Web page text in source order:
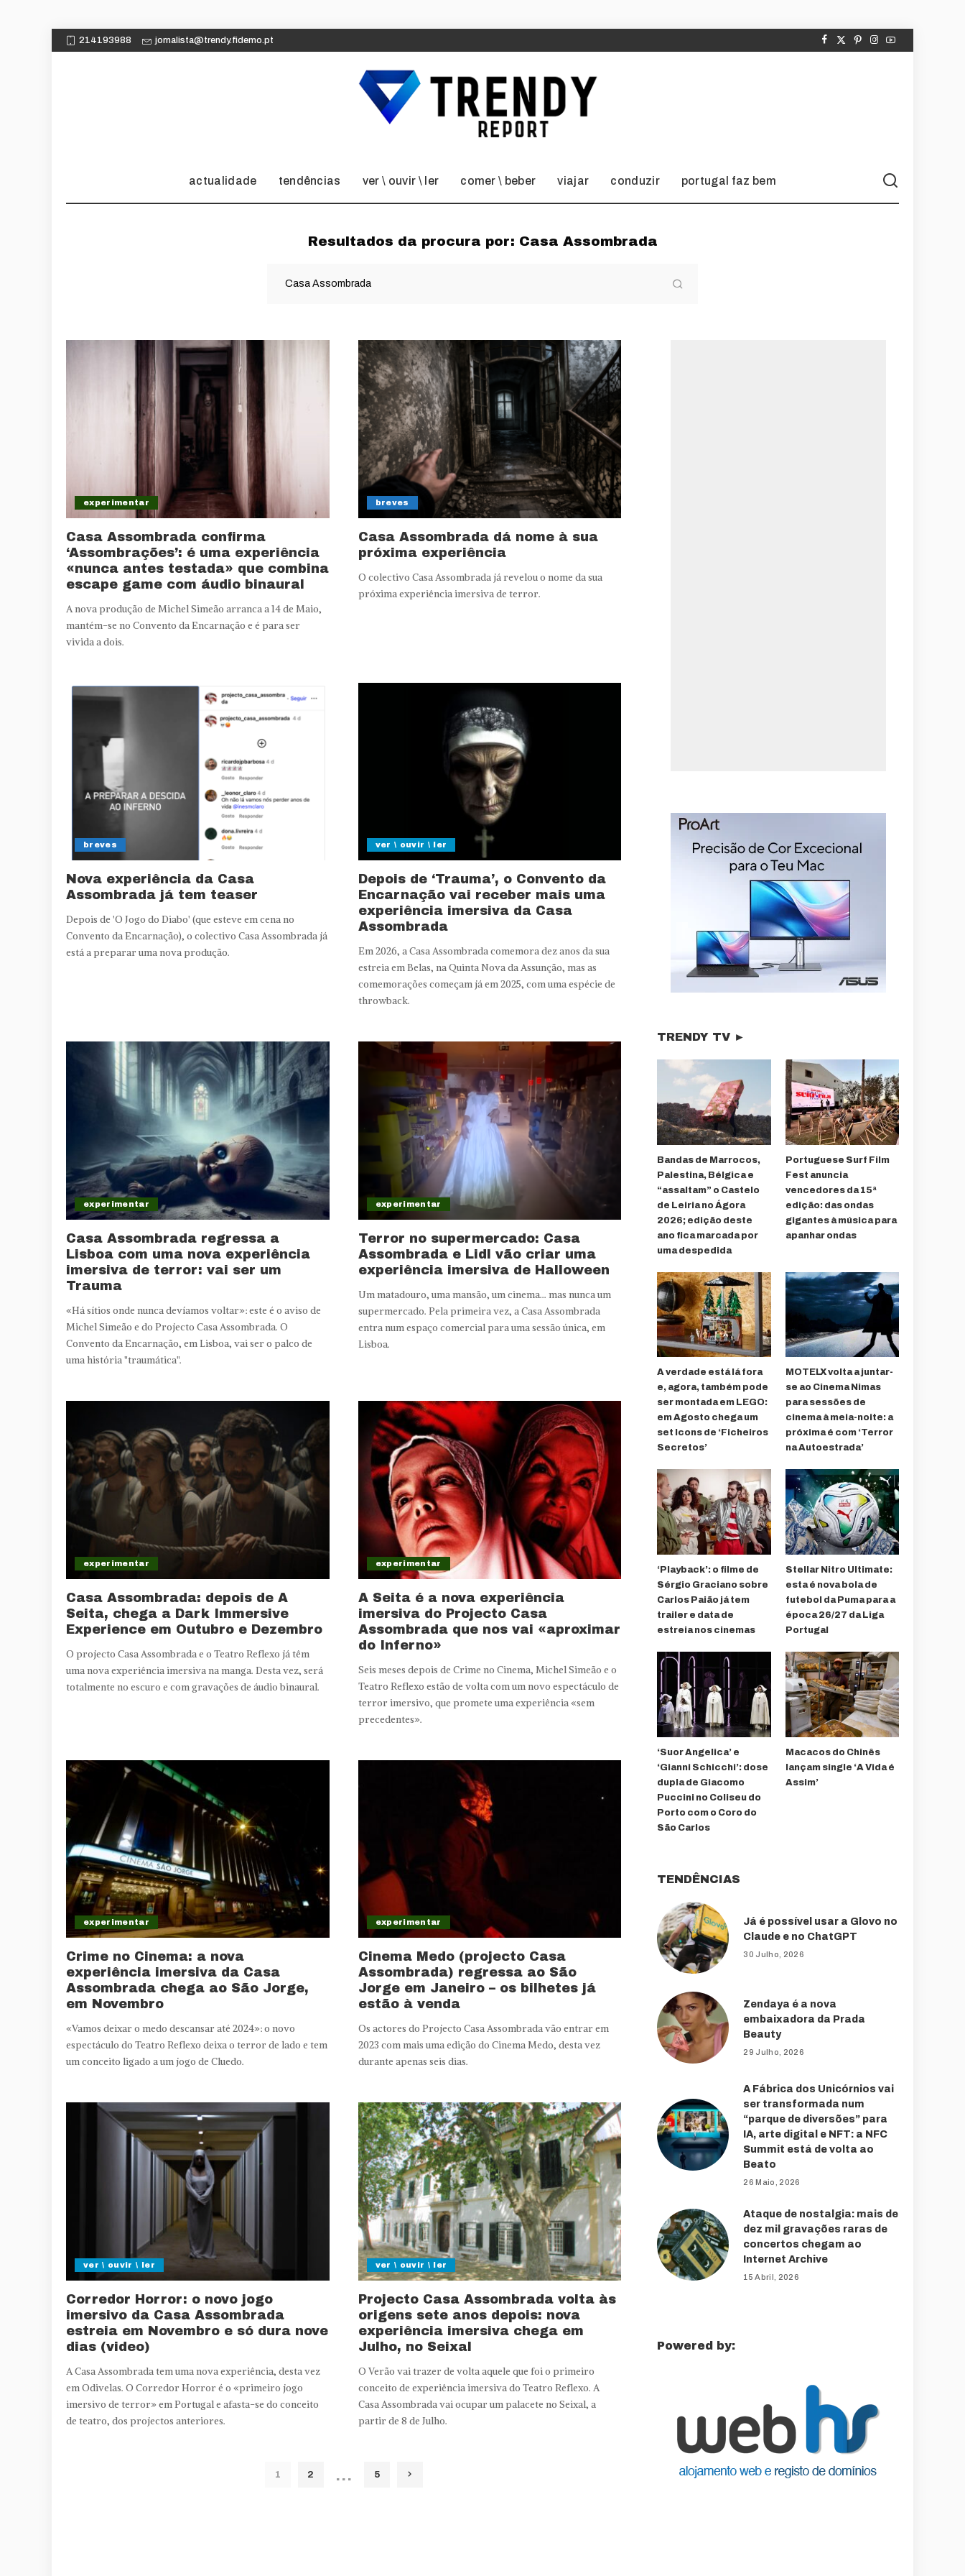
214193988 jornalista@trendy.fidemo.pt
actualidade tendências ver \ ouvir \ ler comer \ beber viajar conduzir portugal faz bem
Resultados da procura por: Casa Assombrada
experimentar
Casa Assombrada confirma
‘Assombrações’: é uma experiência
«nunca antes testada» que combina
escape game com áudio binaural
A nova produção de Michel Simeão arranca a 14 de Maio,
mantém-se no Convento da Encarnação e é para ser
vivida a dois.
breves
Casa Assombrada dá nome à sua
próxima experiência
O colectivo Casa Assombrada já revelou o nome da sua
próxima experiência imersiva de terror.
breves
Nova experiência da Casa
Assombrada já tem teaser
Depois de 'O Jogo do Diabo' (que esteve em cena no
Convento da Encarnação), o colectivo Casa Assombrada já
está a preparar uma nova produção.
ver \ ouvir \ ler
Depois de ‘Trauma’, o Convento da
Encarnação vai receber mais uma
experiência imersiva da Casa
Assombrada
Em 2026, a Casa Assombrada comemora dez anos da sua
estreia em Belas, na Quinta Nova da Assunção, mas as
comemorações começam já em 2025, com uma espécie de
throwback.
experimentar
Casa Assombrada regressa a
Lisboa com uma nova experiência
imersiva de terror: vai ser um
Trauma
«Há sítios onde nunca devíamos voltar»: este é o aviso de
Michel Simeão e do Projecto Casa Assombrada. O
Convento da Encarnação, em Lisboa, vai ser o palco de
uma história "traumática".
experimentar
Terror no supermercado: Casa
Assombrada e Lidl vão criar uma
experiência imersiva de Halloween
Um matadouro, uma mansão, um cinema... mas nunca um
supermercado. Pela primeira vez, a Casa Assombrada
entra num espaço comercial para uma sessão única, em
Lisboa.
experimentar
Casa Assombrada: depois de A
Seita, chega a Dark Immersive
Experience em Outubro e Dezembro
O projecto Casa Assombrada e o Teatro Reflexo já têm
uma nova experiência imersiva na manga. Desta vez, será
totalmente no escuro e com gravações de áudio binaural.
experimentar
A Seita é a nova experiência
imersiva do Projecto Casa
Assombrada que nos vai «aproximar
do Inferno»
Seis meses depois de Crime no Cinema, Michel Simeão e o
Teatro Reflexo estão de volta com um novo espectáculo de
terror imersivo, que promete uma experiência «sem
precedentes».
experimentar
Crime no Cinema: a nova
experiência imersiva da Casa
Assombrada chega ao São Jorge,
em Novembro
«Vamos deixar o medo descansar até 2024»: o novo
espectáculo do Teatro Reflexo deixa o terror de lado e tem
um conceito ligado a um jogo de Cluedo.
experimentar
Cinema Medo (projecto Casa
Assombrada) regressa ao São
Jorge em Janeiro – os bilhetes já
estão à venda
Os actores do Projecto Casa Assombrada vão entrar em
2023 com mais uma edição do Cinema Medo, desta vez
durante apenas seis dias.
ver \ ouvir \ ler
Corredor Horror: o novo jogo
imersivo da Casa Assombrada
estreia em Novembro e só dura nove
dias (video)
A Casa Assombrada tem uma nova experiência, desta vez
em Odivelas. O Corredor Horror é o «primeiro jogo
imersivo de terror» em Portugal e afasta-se do conceito
de teatro, dos projectos anteriores.
ver \ ouvir \ ler
Projecto Casa Assombrada volta às
origens sete anos depois: nova
experiência imersiva chega em
Julho, no Seixal
O Verão vai trazer de volta aquele que foi o primeiro
conceito de experiência imersiva do Teatro Reflexo. A
Casa Assombrada vai ocupar um palacete no Seixal, a
partir de 8 de Julho.
1 2 … 5
TRENDY TV ►
Bandas de Marrocos,
Palestina, Bélgica e
“assaltam” o Castelo
de Leiria no Ágora
2026; edição deste
ano fica marcada por
uma despedida
Portuguese Surf Film
Fest anuncia
vencedores da 15ª
edição: das ondas
gigantes à música para
apanhar ondas
A verdade está lá fora
e, agora, também pode
ser montada em LEGO:
em Agosto chega um
set Icons de ‘Ficheiros
Secretos’
MOTELX volta a juntar-
se ao Cinema Nimas
para sessões de
cinema à meia-noite: a
próxima é com ‘Terror
na Autoestrada’
‘Playback’: o filme de
Sérgio Graciano sobre
Carlos Paião já tem
trailer e data de
estreia nos cinemas
Stellar Nitro Ultimate:
esta é nova bola de
futebol da Puma para a
época 26/27 da Liga
Portugal
‘Suor Angelica’ e
‘Gianni Schicchi’: dose
dupla de Giacomo
Puccini no Coliseu do
Porto com o Coro do
São Carlos
Macacos do Chinês
lançam single ‘A Vida é
Assim’
TENDÊNCIAS
Já é possível usar a Glovo no
Claude e no ChatGPT
30 Julho, 2026
Zendaya é a nova
embaixadora da Prada
Beauty
29 Julho, 2026
A Fábrica dos Unicórnios vai
ser transformada num
“parque de diversões” para
IA, arte digital e NFT: a NFC
Summit está de volta ao
Beato
26 Maio, 2026
Ataque de nostalgia: mais de
dez mil gravações raras de
concertos chegam ao
Internet Archive
15 Abril, 2026
Powered by: